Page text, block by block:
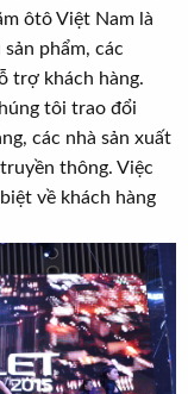
ôtô Việt Nam là
phẩm, các
trợ khách hàng.
tôi trao đổi
các nhà sản xuất
thông. Việc
về khách hàng